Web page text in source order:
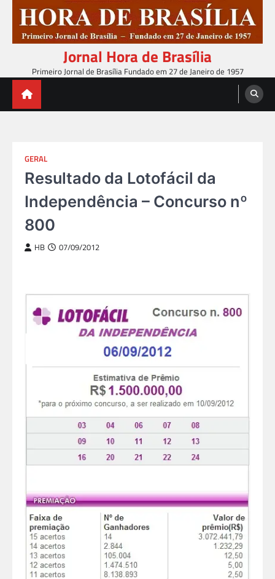
content
Jornal Hora de Brasília
Primeiro Jornal de Brasília Fundado em 27 de Janeiro de 1957
GERAL
Resultado da Lotofácil da
Independência – Concurso nº
800
HB 07/09/2012